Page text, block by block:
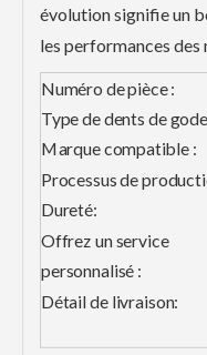
évolution signifie un
les performances
Numéro de pièce :
Type de dents de
Marque compatible :
Processus de
Dureté:
Offrez un service
personnalisé :
Détail de livraison: